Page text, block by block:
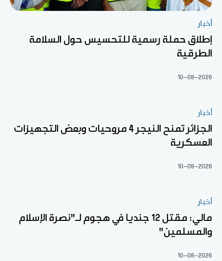
أخبار
إطلاق حملة رسمية للتحسيس حول السلامة
الطرقية
10-08-2026
أخبار
الجزائر تمنح النيجر 4 مروحيات وبعض التجهيزات
العسكرية
10-08-2026
أخبار
مالي: مقتل 12 جنديا في هجوم لـ"نصرة الإسلام
والمسلمين"
10-08-2026